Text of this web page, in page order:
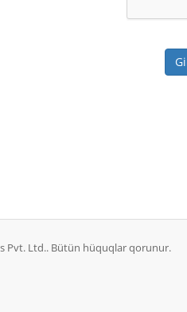
Pvt. Ltd.. Bütün hüquqlar qorunur.